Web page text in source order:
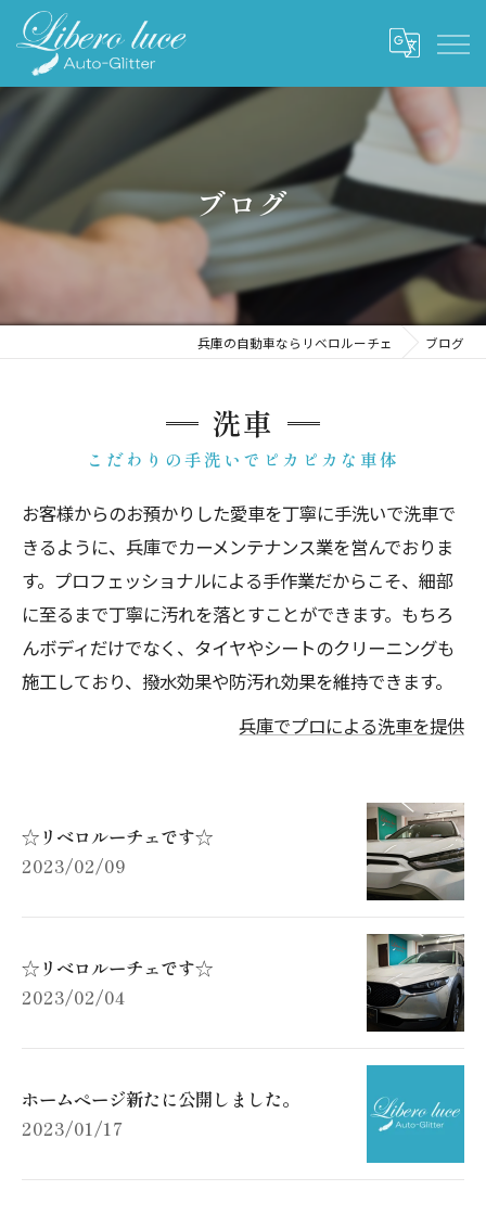
ブログ
兵庫の自動車ならリベロルーチェ ブログ
洗車
こだわりの手洗いでピカピカな車体
お客様からのお預かりした愛車を丁寧に手洗いで洗車で
きるように、兵庫でカーメンテナンス業を営んでおりま
す。プロフェッショナルによる手作業だからこそ、細部
に至るまで丁寧に汚れを落とすことができます。もちろ
んボディだけでなく、タイヤやシートのクリーニングも
施工しており、撥水効果や防汚れ効果を維持できます。
兵庫でプロによる洗車を提供
☆リベロルーチェです☆
2023/02/09
☆リベロルーチェです☆
2023/02/04
ホームページ新たに公開しました。
2023/01/17